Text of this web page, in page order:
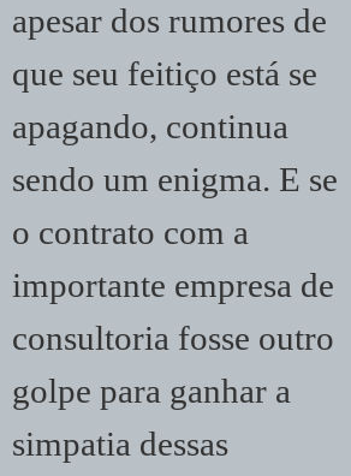
apesar dos rumores de
que seu feitiço está se
apagando, continua
sendo um enigma. E se
o contrato com a
importante empresa de
consultoria fosse outro
golpe para ganhar a
simpatia dessas